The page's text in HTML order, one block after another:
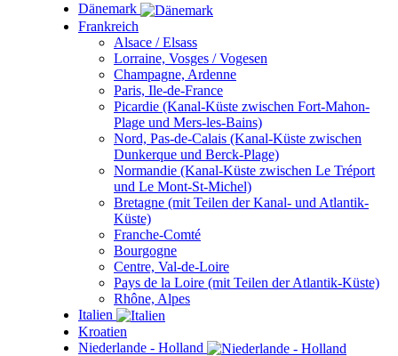
Dänemark
Frankreich
Alsace / Elsass
Lorraine, Vosges / Vogesen
Champagne, Ardenne
Paris, Ile-de-France
Picardie (Kanal-Küste zwischen Fort-Mahon-
Plage und Mers-les-Bains)
Nord, Pas-de-Calais (Kanal-Küste zwischen
Dunkerque und Berck-Plage)
Normandie (Kanal-Küste zwischen Le Tréport
und Le Mont-St-Michel)
Bretagne (mit Teilen der Kanal- und Atlantik-
Küste)
Franche-Comté
Bourgogne
Centre, Val-de-Loire
Pays de la Loire (mit Teilen der Atlantik-Küste)
Rhône, Alpes
Italien
Kroatien
Niederlande - Holland